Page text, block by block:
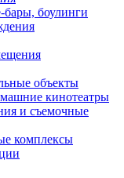
боулинги
объекты
кинотеатры
и съемочные
комплексы